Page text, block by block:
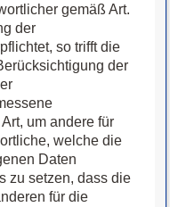
gemäß Art.
der
so trifft die
der
um andere für
welche die
Daten
zu setzen, dass die
für die